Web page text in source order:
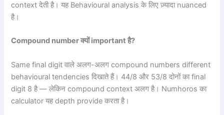
context देती है। यह Behavioural analysis के लिए ज़्यादा nuanced
है।
Compound number क्यों important है?
Same final digit वाले अलग-अलग compound numbers different
behavioural tendencies दिखाते हैं। 44/8 और 53/8 दोनों का final
digit 8 है — लेकिन compound context अलग है। Numhoros का
calculator यह depth provide करता है।